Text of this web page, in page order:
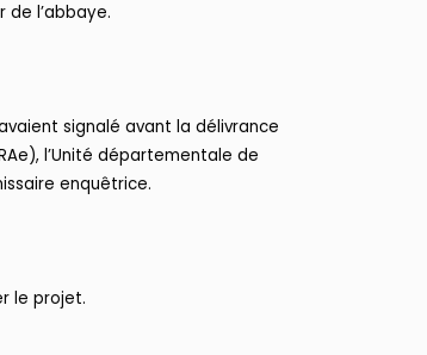
l’abbaye.
signalé avant la délivrance
l’Unité départementale de
enquêtrice.
le projet.